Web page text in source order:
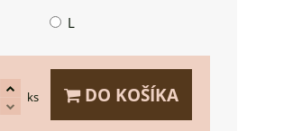
L
ks DO KOŠÍKA